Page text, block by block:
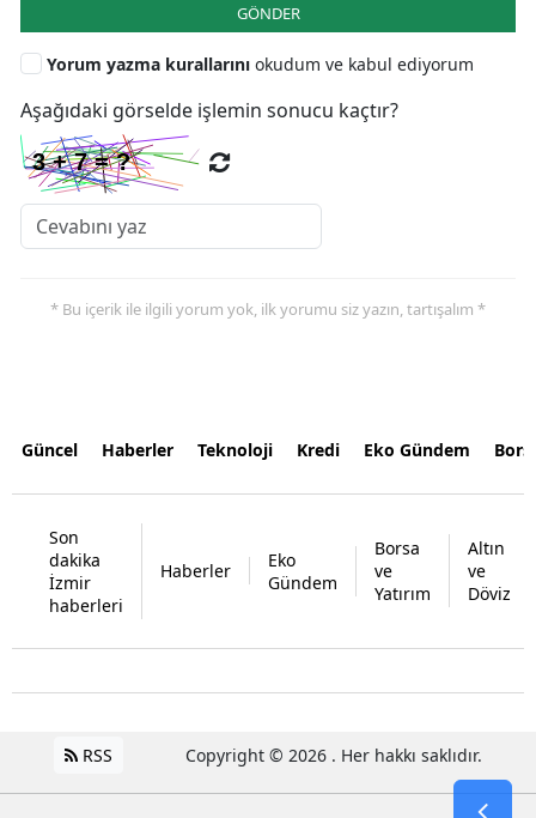
GÖNDER
Yorum yazma kurallarını okudum ve kabul ediyorum
Aşağıdaki görselde işlemin sonucu kaçtır?
* Bu içerik ile ilgili yorum yok, ilk yorumu siz yazın, tartışalım *
Güncel Haberler Teknoloji Kredi Eko Gündem
Son
dakika
İzmir
haberleri
Haberler
Eko
Gündem
Borsa
ve
Yatırım
Altın
ve
Döviz
RSS Copyright © 2026 . Her hakkı saklıdır.